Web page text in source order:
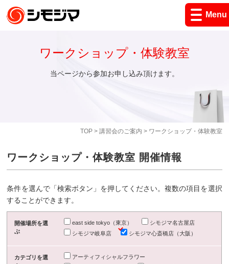
Menu
TOP> 講習会のご案内 > ワークショップ・体験教室
ワークショップ・体験教室
当ページから参加お申し込み頂けます。
ワークショップ・体験教室 開催情報
条件を選んで「検索ボタン」を押してください。複数の項目を選択
することができます。
開催場所を選
ぶ
east side tokyo（東京）
シモジマ名古屋店
シモジマ岐阜店
シモジマ心斎橋店（大阪）
カテゴリを選
アーティフィシャルフラワー